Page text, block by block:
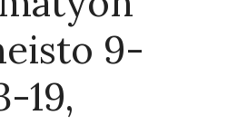
9-
19,